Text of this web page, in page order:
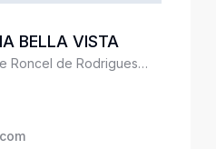
BELLA VISTA
Roncel de Rodrigues